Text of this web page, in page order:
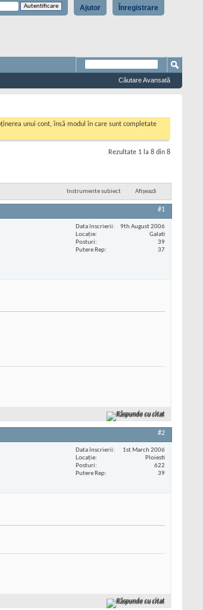
Înregistrare
Ajutor
Căutare Avansată
unui cont, însă modul în care sunt completate
Rezultate 1 la 8 din 8
Instrumente subiect Afișează
#1
Data înscrierii
9th August 2006
Locaţie
Galati
Posturi
39
Putere Rep
37
Răspunde cu citat
#2
Data înscrierii
1st March 2006
Locaţie
Ploiesti
Posturi
622
Putere Rep
39
Răspunde cu citat